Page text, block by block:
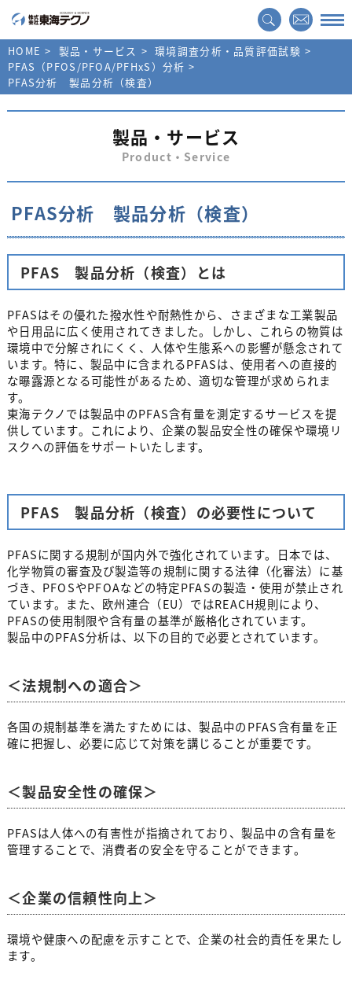
HOME 製品・サービス
環境調査分析・品質評価試験
PFAS（PFOS/PFOA/PFHxS）分析
PFAS分析 製品分析（検査）
製品・サービス
Product・Service
PFAS分析 製品分析（検査）
PFAS 製品分析（検査）とは
PFASはその優れた撥水性や耐熱性から、さまざまな工業製品
や日用品に広く使用されてきました。しかし、これらの物質は
環境中で分解されにくく、人体や生態系への影響が懸念されて
います。特に、製品中に含まれるPFASは、使用者への直接的
な曝露源となる可能性があるため、適切な管理が求められま
す。
東海テクノでは製品中のPFAS含有量を測定するサービスを提
供しています。これにより、企業の製品安全性の確保や環境リ
スクへの評価をサポートいたします。
PFAS 製品分析（検査）の必要性について
PFASに関する規制が国内外で強化されています。日本では、
化学物質の審査及び製造等の規制に関する法律（化審法）に基
づき、PFOSやPFOAなどの特定PFASの製造・使用が禁止され
ています。また、欧州連合（EU）ではREACH規則により、
PFASの使用制限や含有量の基準が厳格化されています。
製品中のPFAS分析は、以下の目的で必要とされています。
＜法規制への適合＞
各国の規制基準を満たすためには、製品中のPFAS含有量を正
確に把握し、必要に応じて対策を講じることが重要です。
＜製品安全性の確保＞
PFASは人体への有害性が指摘されており、製品中の含有量を
管理することで、消費者の安全を守ることができます。
＜企業の信頼性向上＞
環境や健康への配慮を示すことで、企業の社会的責任を果たし
ます。